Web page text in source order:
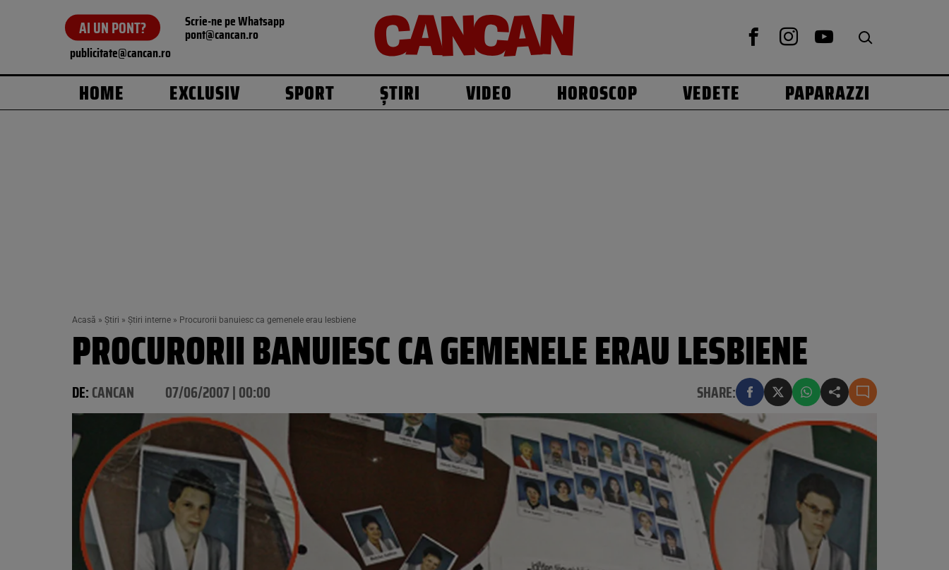
AI UN PONT? Scrie-ne pe Whatsapp
pont@cancan.ro
publicitate@cancan.ro
HOME EXCLUSIV SPORT ȘTIRI VIDEO HOROSCOP VEDETE PAPARAZZI
Acasă » Știri » Știri interne » Procurorii banuiesc ca gemenele erau lesbiene
PROCURORII BANUIESC CA GEMENELE ERAU LESBIENE
DE:CANCAN 07/06/2007 | 00:00 SHARE: